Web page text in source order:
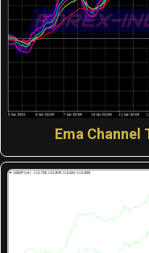
Ema